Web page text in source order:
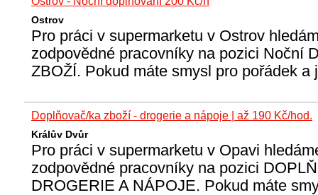
Ostrov
Pro práci v supermarketu v Ostrov
zodpovědné pracovníky na pozici Noční
ZBOŽÍ. Pokud máte smysl pro pořádek
Doplňovač/ka zboží - drogerie a nápoje | až 190 Kč/hod.
Králův Dvůr
Pro práci v supermarketu v Opavi
zodpovědné pracovníky na pozici
DROGERIE A NÁPOJE. Pokud máte